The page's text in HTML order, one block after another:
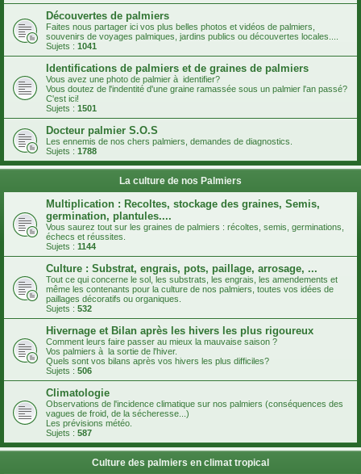
Découvertes de palmiers
Faites nous partager ici vos plus belles photos et vidéos de palmiers,
souvenirs de voyages palmiques, jardins publics ou découvertes locales....
Sujets : 1041
Identifications de palmiers et de graines de palmiers
Vous avez une photo de palmier à identifier?
Vous doutez de l'indentité d'une graine ramassée sous un palmier l'an passé?
C'est ici!
Sujets : 1501
Docteur palmier S.O.S
Les ennemis de nos chers palmiers, demandes de diagnostics.
Sujets : 1788
La culture de nos Palmiers
Multiplication : Recoltes, stockage des graines, Semis,
germination, plantules....
Vous saurez tout sur les graines de palmiers : récoltes, semis, germinations,
échecs et réussites.
Sujets : 1144
Culture : Substrat, engrais, pots, paillage, arrosage, ...
Tout ce qui concerne le sol, les substrats, les engrais, les amendements et
même les contenants pour la culture de nos palmiers, toutes vos idées de
paillages décoratifs ou organiques.
Sujets : 532
Hivernage et Bilan après les hivers les plus rigoureux
Comment leurs faire passer au mieux la mauvaise saison ?
Vos palmiers à la sortie de l'hiver.
Quels sont vos bilans après vos hivers les plus difficiles?
Sujets : 506
Climatologie
Observations de l'incidence climatique sur nos palmiers (conséquences des
vagues de froid, de la sécheresse...)
Les prévisions météo.
Sujets : 587
Culture des palmiers en climat tropical